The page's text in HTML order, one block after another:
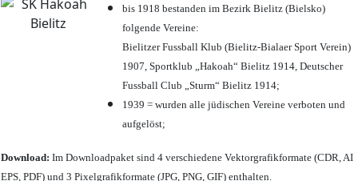
bis 1918 bestanden im Bezirk Bielitz (Bielsko)
folgende Vereine:
Bielitzer Fussball Klub (Bielitz-Bialaer Sport Verein)
1907, Sportklub „Hakoah“ Bielitz 1914, Deutscher
Fussball Club „Sturm“ Bielitz 1914;
1939 = wurden alle jüdischen Vereine verboten und
aufgelöst;
Download: Im Downloadpaket sind 4 verschiedene Vektorgrafikformate (CDR, AI
EPS, PDF) und 3 Pixelgrafikformate (JPG, PNG, GIF) enthalten.